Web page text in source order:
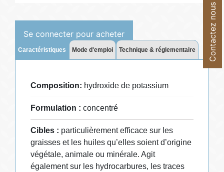
Contactez nous
Se connecter pour acheter
Caractéristiques Mode d'emploi Technique & réglementaire
Composition: hydroxide de potassium
Formulation : concentré
Cibles : particulièrement efficace sur les
graisses et les huiles qu’elles soient d’origine
végétale, animale ou minérale. Agit
également sur les hydrocarbures, les traces